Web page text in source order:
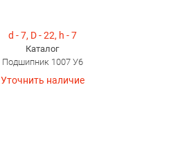
d - 7, D - 22, h - 7
Каталог
Подшипник 1007 У6
Уточнить наличие